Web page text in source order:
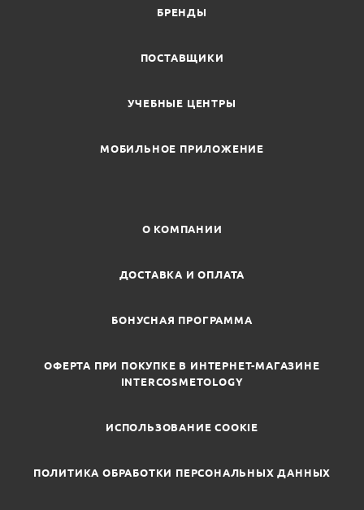
БРЕНДЫ
ПОСТАВЩИКИ
УЧЕБНЫЕ ЦЕНТРЫ
МОБИЛЬНОЕ ПРИЛОЖЕНИЕ
О КОМПАНИИ
ДОСТАВКА И ОПЛАТА
БОНУСНАЯ ПРОГРАММА
ОФЕРТА ПРИ ПОКУПКЕ В ИНТЕРНЕТ-МАГАЗИНЕ
INTERCOSMETOLOGY
ИСПОЛЬЗОВАНИЕ COOKIE
ПОЛИТИКА ОБРАБОТКИ ПЕРСОНАЛЬНЫХ ДАННЫХ